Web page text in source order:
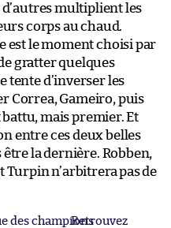
multiplient les
corps au chaud.
est le moment choisi par
gratter quelques
tente d’inverser les
Correa, Gameiro, puis
battu, mais premier. Et
entre ces deux belles
la dernière. Robben,
Turpin n’arbitrera pas de
des championsRetrouvez